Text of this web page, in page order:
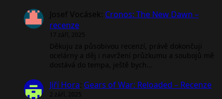
Josef Vocásek: Cronos: The New Dawn –
recenze
17 září, 2025
Děkuju za působivou recenzí, právě dokončuji
ocelárny a děj i navržení průzkumu a soubojů mě
dostává do tempa, ještě bych…
Jiří Hora: Gears of War: Reloaded – Recenze
2 září, 2025